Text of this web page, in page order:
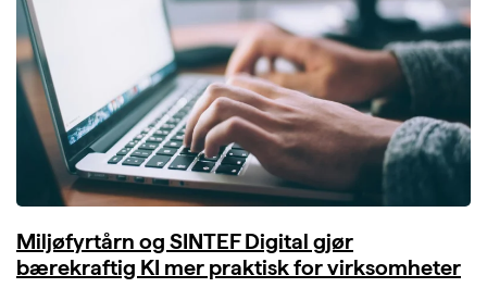
Miljøfyrtårn og SINTEF Digital gjør
bærekraftig KI mer praktisk for virksomheter